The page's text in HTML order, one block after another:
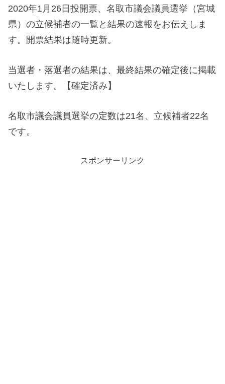
2020年1月26日投開票、名取市議会議員選挙（宮城
県）の立候補者の一覧と結果の速報をお伝えしま
す。開票結果は随時更新。
当選者・落選者の結果は、最終結果の確定後に掲載
いたします。【確定済み】
名取市議会議員選挙の定数は21名、立候補者22名
です。
スポンサーリンク